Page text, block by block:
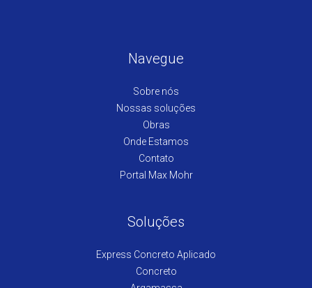
Navegue
Sobre nós
Nossas soluções
Obras
Onde Estamos
Contato
Portal Max Mohr
Soluções
Express Concreto Aplicado
Concreto